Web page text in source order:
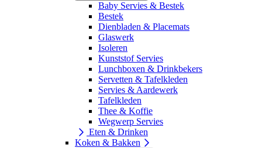
Baby Servies & Bestek
Bestek
Dienbladen & Placemats
Glaswerk
Isoleren
Kunststof Servies
Lunchboxen & Drinkbekers
Servetten & Tafelkleden
Servies & Aardewerk
Tafelkleden
Thee & Koffie
Wegwerp Servies
Eten & Drinken
Koken & Bakken